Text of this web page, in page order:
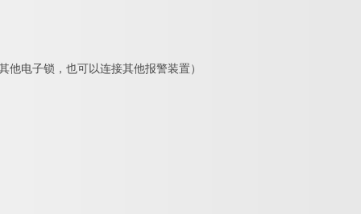
电子锁，也可以连接其他报警装置）